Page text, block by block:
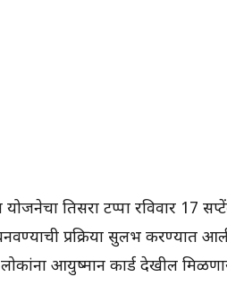
योजनेचा तिसरा टप्पा रविवार 17
प्रक्रिया सुलभ करण्यात
आयुष्मान कार्ड देखील